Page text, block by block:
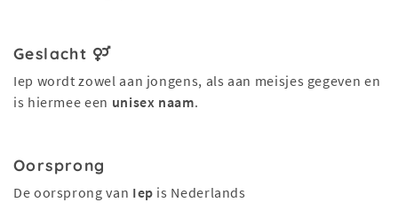
Geslacht
Iep wordt zowel aan jongens, als aan meisjes gegeven en
is hiermee een unisex naam.
Oorsprong
De oorsprong van Iep is Nederlands